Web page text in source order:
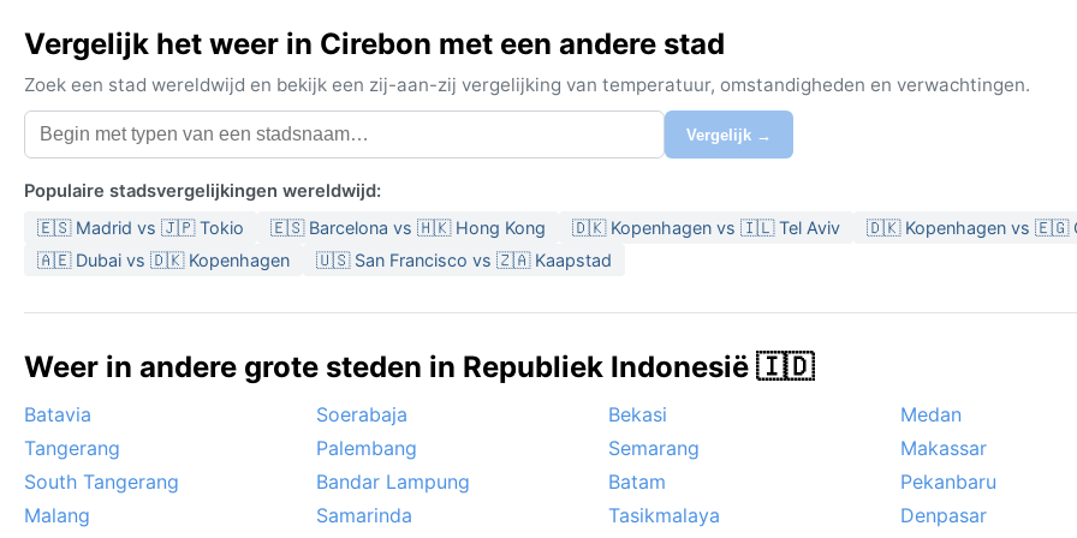
Vergelijk het weer in Cirebon met een andere stad
Zoek een stad wereldwijd en bekijk een zij-aan-zij vergelijking van temperatuur, omstandigheden en verwachtingen.
Vergelijk →
Populaire stadsvergelijkingen wereldwijd:
🇪🇸 Madrid vs 🇯🇵 Tokio 🇪🇸 Barcelona vs 🇭🇰 Hong Kong 🇩🇰 Kopenhagen vs 🇮🇱 Tel Aviv
🇩🇰 Kopenhagen vs 🇪🇬
🇦🇪 Dubai vs 🇩🇰 Kopenhagen
🇺🇸 San Francisco vs 🇿🇦 Kaapstad
Weer in andere grote steden in Republiek Indonesië 🇮🇩
Batavia Soerabaja Bekasi
Medan
Tangerang
Palembang Semarang
Makassar
South Tangerang
Bandar Lampung Batam
Pekanbaru
Malang
Samarinda Tasikmalaya
Denpasar